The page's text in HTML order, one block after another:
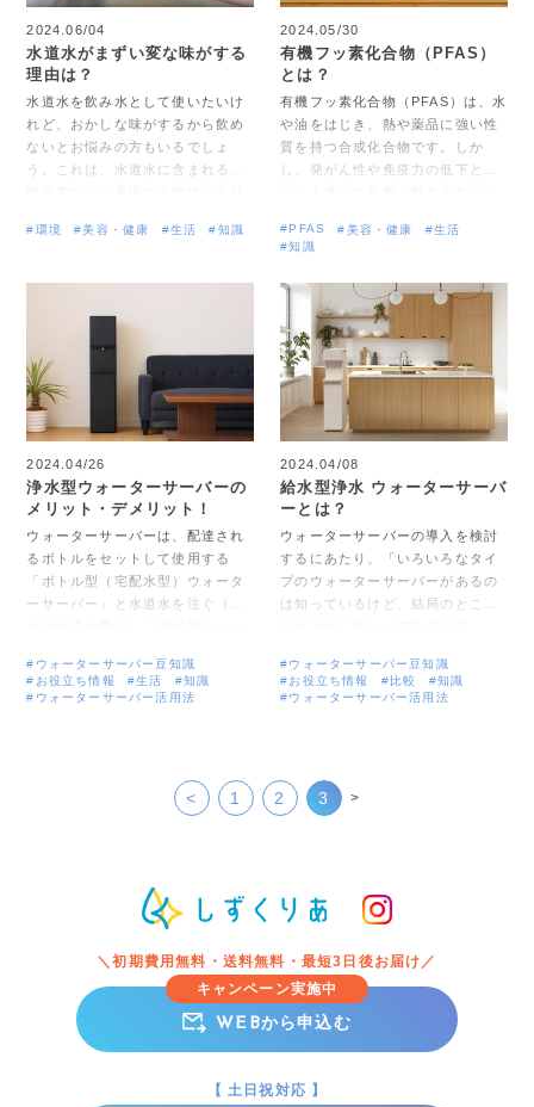
2024.06/04
水道水がまずい変な味がする
理由は？
水道水を飲み水として使いたいけ
れど、おかしな味がするから飲め
ないとお悩みの方もいるでしょ
う。これは、水道水に含まれる残
るため、どのような原因によるも
記事では、水道水が「まずい」
ついて解説します。後半では、ま
ずく感じるときの対策も紹介する
ので、水道水の味に違和感のある
方はぜひ参考にしてください。
#環境 #美容・健康 #生活 #知識
2024.05/30
有機フッ素化合物（PFAS）
とは？
有機フッ素化合物（PFAS）は、水
や油をはじき、熱や薬品に強い性
質を持つ合成化合物です。しか
し、発がん性や免疫力の低下とい
す。 日本国内でも、水道水の測定
道府県、111地点）が確認されて
いるのが現状です。 本記事では、
PFASの概要と人体への影響、水道
水の実態、そして家庭での対策に
ついてわかりやすく解説します。
#PFAS #美容・健康
#生活
#知識
2024.04/26
浄水型ウォーターサーバーの
メリット・デメリット！
ウォーターサーバーは、配達され
るボトルをセットして使用する
「ボトル型（宅配水型）ウォータ
ーサーバー」と水道水を注ぐ（ま
ます ウォーターサーバーと言えば
「ボトル型ウォーターサーバー」
使い放題」というリーズナブルな
点から「浄水型ウォーターサーバ
プ）と水道に直接繋ぐタイプ（水
道直結タイプ）の2種類があり使用
とができます ボトル型ウォーター
サーバーと比べてメリットの多い
「浄水型ウォーターサーバー」で
すが、間違った選び方をするとデ
メリットを感じやすく後悔してし
#ウォーターサーバー豆知識
#お役立ち情報
#生活
#知識
#ウォーターサーバー活用法
2024.04/08
給水型浄水 ウォーターサーバ
ーとは？
ウォーターサーバーの導入を検討
するにあたり、「いろいろなタイ
プのウォーターサーバーがあるの
は知っているけど、結局のところ
トル型と比較して安く使えるって
聞いたけど本当のところどうな
バーの中でも、設置場所を問わな
い利便性の高い給水型浄水ウォー
ぞれのメリット・デメリットを紹
介いたします！ あなたが選ぶの
ー？浄水型ウォーターサーバー？
ウォーターサーバーを選ぶうえ
で、まず1番最初に確認しておきた
いのがボトル型ウォーターサーバ
ーと浄水型ウォーターサーバーの
どちらを選ぶか。「そもそもその2
つの違いがわからない！」という
#ウォーターサーバー豆知識
#お役立ち情報
#比較
#知識
#ウォーターサーバー活用法
< 1 2 3 >
＼初期費用無料・送料無料・最短3日後お届け／
WEBから申込む
キャンペーン実施中
【 土日祝対応 】